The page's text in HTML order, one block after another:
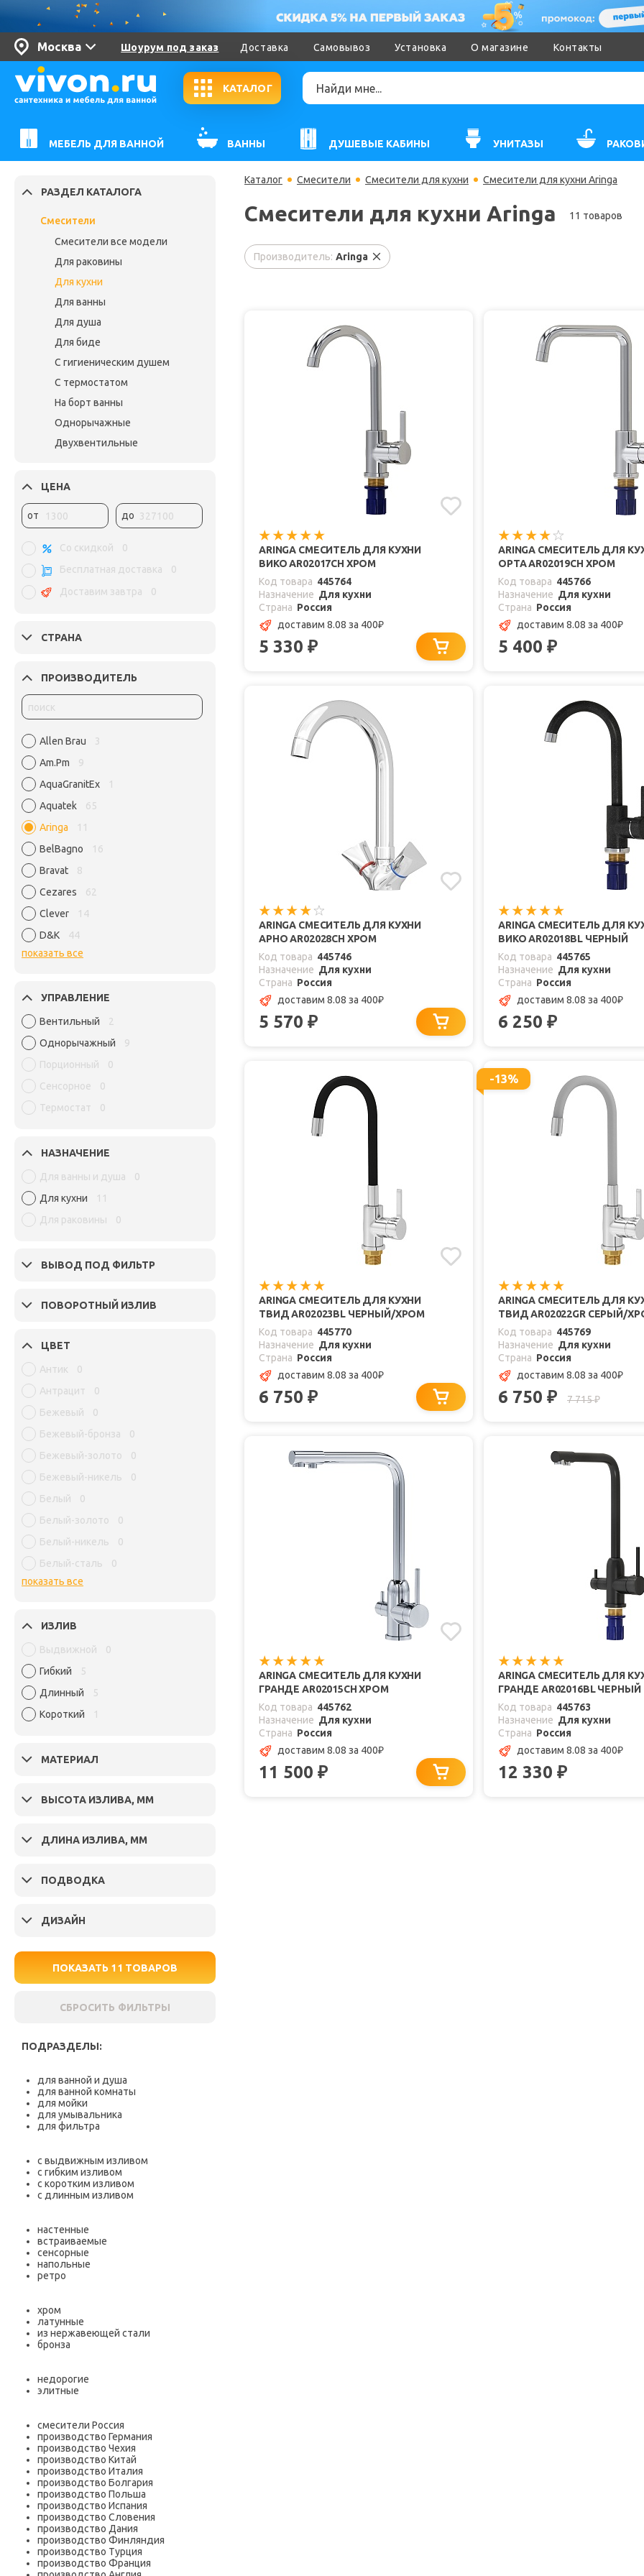
Москва Шоурум под заказ Доставка Самовывоз Установка О магазине Контакты
КАТАЛОГ
МЕБЕЛЬ ДЛЯ ВАННОЙ ВАННЫ ДУШЕВЫЕ КАБИНЫ УНИТАЗЫ
РАЗДЕЛ КАТАЛОГА
Смесители
Смесители все модели
Для раковины
Для кухни
Для ванны
Для душа
Для биде
С гигиеническим душем
С термостатом
На борт ванны
Однорычажные
Двухвентильные
ЦЕНА
от до
Со скидкой
0
Бесплатная доставка
0
Доставим завтра
0
СТРАНА
ПРОИЗВОДИТЕЛЬ
Allen Brau
3
Am.Pm
9
AquaGranitEx
1
Aquatek
65
Aringa
11
BelBagno
16
Bravat
8
Cezares
62
Clever
14
D&K
44
показать все
УПРАВЛЕНИЕ
Вентильный
2
Однорычажный
9
Порционный
0
Сенсорное
0
Термостат
0
НАЗНАЧЕНИЕ
Для ванны и душа
0
Для кухни
11
Для раковины
0
ВЫВОД ПОД ФИЛЬТР
ПОВОРОТНЫЙ ИЗЛИВ
ЦВЕТ
Антик
0
Антрацит
0
Бежевый
0
Бежевый-бронза
0
Бежевый-золото
0
Бежевый-никель
0
Белый
0
Белый-золото
0
Белый-никель
0
Белый-сталь
0
показать все
ИЗЛИВ
Выдвижной
0
Гибкий
5
Длинный
5
Короткий
1
МАТЕРИАЛ
ВЫСОТА ИЗЛИВА, ММ
ДЛИНА ИЗЛИВА, ММ
ПОДВОДКА
ДИЗАЙН
ПОКАЗАТЬ 11 ТОВАРОВ
СБРОСИТЬ ФИЛЬТРЫ
ПОДРАЗДЕЛЫ:
для ванной и душа
для ванной комнаты
для мойки
для умывальника
для фильтра
с выдвижным изливом
с гибким изливом
с коротким изливом
с длинным изливом
настенные
встраиваемые
сенсорные
напольные
ретро
хром
латунные
из нержавеющей стали
бронза
недорогие
элитные
смесители Россия
производство Германия
производство Чехия
производство Китай
производство Италия
производство Болгария
производство Польша
производство Испания
производство Словения
производство Дания
производство Финляндия
производство Турция
производство Франция
Каталог Смесители Смесители для кухни Смесители для кухни Aringa
Смесители для кухни Aringa 11 товаров
Производитель: Aringa
ARINGA СМЕСИТЕЛЬ ДЛЯ КУХНИ
ВИКО AR02017CH ХРОМ
Код товара 445764
Назначение Для кухни
Страна Россия
доставим 8.08 за 400₽
5 330 ₽
ARINGA СМЕСИТЕЛЬ ДЛЯ
ОРТА AR02019CH ХРОМ
Код товара 445766
Назначение Для кухни
Страна Россия
доставим 8.08 за 400₽
5 400 ₽
ARINGA СМЕСИТЕЛЬ ДЛЯ КУХНИ
АРНО AR02028CH ХРОМ
Код товара 445746
Назначение Для кухни
Страна Россия
доставим 8.08 за 400₽
5 570 ₽
ARINGA СМЕСИТЕЛЬ ДЛЯ
ВИКО AR02018BL ЧЕРНЫЙ
Код товара 445765
Назначение Для кухни
Страна Россия
доставим 8.08 за 400₽
6 250 ₽
ARINGA СМЕСИТЕЛЬ ДЛЯ КУХНИ
ТВИД AR02023BL ЧЕРНЫЙ/ХРОМ
Код товара 445770
Назначение Для кухни
Страна Россия
доставим 8.08 за 400₽
6 750 ₽
-13%
ARINGA СМЕСИТЕЛЬ ДЛЯ
ТВИД AR02022GR СЕРЫЙ/
Код товара 445769
Назначение Для кухни
Страна Россия
доставим 8.08 за 400₽
6 750 ₽ 7 715₽
ARINGA СМЕСИТЕЛЬ ДЛЯ КУХНИ
ГРАНДЕ AR02015CH ХРОМ
Код товара 445762
Назначение Для кухни
Страна Россия
доставим 8.08 за 400₽
11 500 ₽
ARINGA СМЕСИТЕЛЬ ДЛЯ
ГРАНДЕ AR02016BL ЧЕРНЫЙ
Код товара 445763
Назначение Для кухни
Страна Россия
доставим 8.08 за 400₽
12 330 ₽